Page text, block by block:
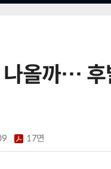
올까…
17면